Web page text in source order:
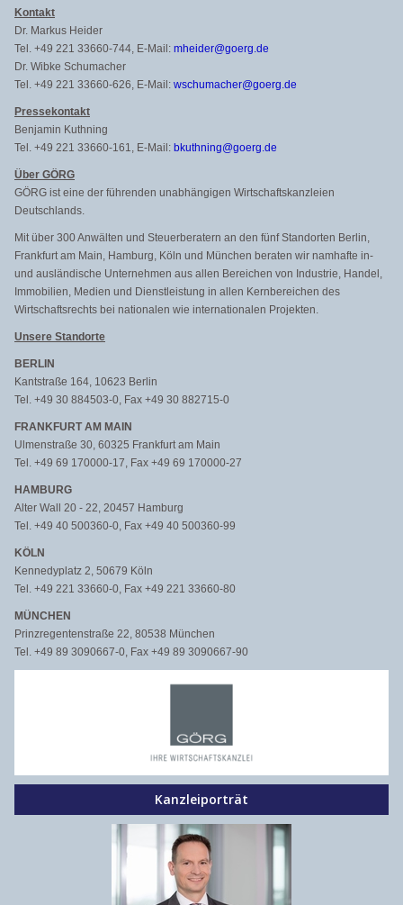
Kontakt
Dr. Markus Heider
Tel. +49 221 33660-744, E-Mail: mheider@goerg.de
Dr. Wibke Schumacher
Tel. +49 221 33660-626, E-Mail: wschumacher@goerg.de
Pressekontakt
Benjamin Kuthning
Tel. +49 221 33660-161, E-Mail: bkuthning@goerg.de
Über GÖRG
GÖRG ist eine der führenden unabhängigen Wirtschaftskanzleien
Deutschlands.
Mit über 300 Anwälten und Steuerberatern an den fünf Standorten Berlin,
Frankfurt am Main, Hamburg, Köln und München beraten wir namhafte in-
und ausländische Unternehmen aus allen Bereichen von Industrie, Handel,
Immobilien, Medien und Dienstleistung in allen Kernbereichen des
Wirtschaftsrechts bei nationalen wie internationalen Projekten.
Unsere Standorte
BERLIN
Kantstraße 164, 10623 Berlin
Tel. +49 30 884503-0, Fax +49 30 882715-0
FRANKFURT AM MAIN
Ulmenstraße 30, 60325 Frankfurt am Main
Tel. +49 69 170000-17, Fax +49 69 170000-27
HAMBURG
Alter Wall 20 - 22, 20457 Hamburg
Tel. +49 40 500360-0, Fax +49 40 500360-99
KÖLN
Kennedyplatz 2, 50679 Köln
Tel. +49 221 33660-0, Fax +49 221 33660-80
MÜNCHEN
Prinzregentenstraße 22, 80538 München
Tel. +49 89 3090667-0, Fax +49 89 3090667-90
Kanzleiporträt